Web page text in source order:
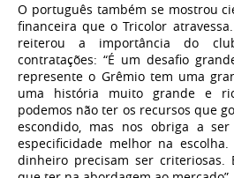
O português também se mostrou
financeira que o Tricolor
reiterou a importância do
contratações: “É um desafio
represente o Grêmio tem uma
uma história muito grande e
podemos não ter os recursos que
escondido, mas nos obriga a
especificidade melhor na
dinheiro precisam ser criteriosas.